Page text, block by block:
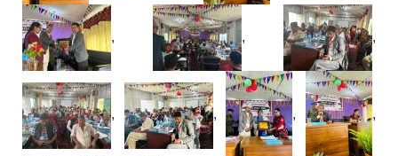
, , ,
, , , ,